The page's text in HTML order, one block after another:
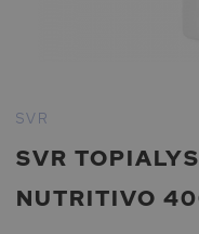
para
início
Galeria
SVR
NUTRITIVO
SVR